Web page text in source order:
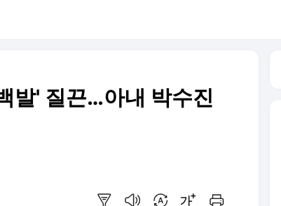
발' 질끈…아내 박수진